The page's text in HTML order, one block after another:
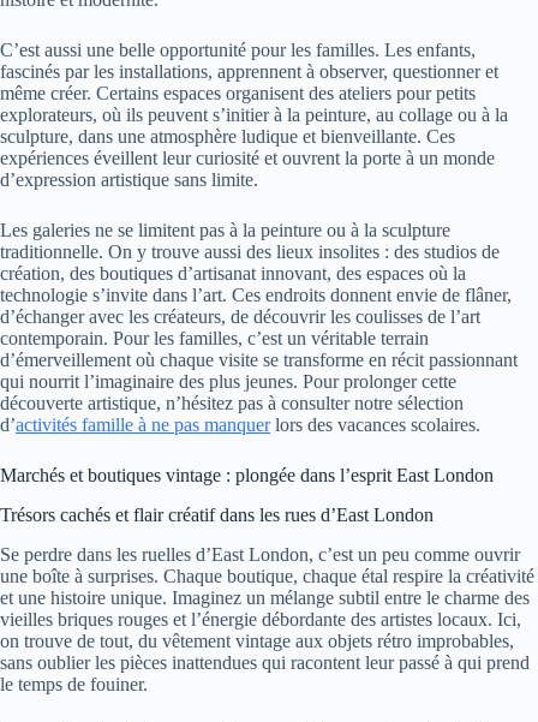
C’est aussi une belle opportunité pour les familles. Les enfants,
fascinés par les installations, apprennent à observer, questionner et
même créer. Certains espaces organisent des ateliers pour petits
explorateurs, où ils peuvent s’initier à la peinture, au collage ou à la
sculpture, dans une atmosphère ludique et bienveillante. Ces
expériences éveillent leur curiosité et ouvrent la porte à un monde
d’expression artistique sans limite.
Les galeries ne se limitent pas à la peinture ou à la sculpture
traditionnelle. On y trouve aussi des lieux insolites : des studios de
création, des boutiques d’artisanat innovant, des espaces où la
technologie s’invite dans l’art. Ces endroits donnent envie de flâner,
d’échanger avec les créateurs, de découvrir les coulisses de l’art
contemporain. Pour les familles, c’est un véritable terrain
d’émerveillement où chaque visite se transforme en récit passionnant
qui nourrit l’imaginaire des plus jeunes. Pour prolonger cette
découverte artistique, n’hésitez pas à consulter notre sélection
d’activités famille à ne pas manquerlors des vacances scolaires.
Marchés et boutiques vintage : plongée dans l’esprit East London
Trésors cachés et flair créatif dans les rues d’East London
Se perdre dans les ruelles d’East London, c’est un peu comme ouvrir
une boîte à surprises. Chaque boutique, chaque étal respire la créativité
et une histoire unique. Imaginez un mélange subtil entre le charme des
vieilles briques rouges et l’énergie débordante des artistes locaux. Ici,
on trouve de tout, du vêtement vintage aux objets rétro improbables,
sans oublier les pièces inattendues qui racontent leur passé à qui prend
le temps de fouiner.